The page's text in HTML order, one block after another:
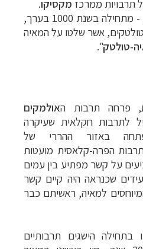
תרבויות ממרכז מקסיקו.
- מתחילה בשנת 1000 בערך,
אשר שלטו על המאיה
טולטק".
, פרחה תרבות האולמקים
לתרבות חקלאית שעיקרה
באזור ההררי של
הפרה-קלאסית מועטות
על קשר מפתיע בין עמים
שכנראה היה קיים קשר
למאיה, ראשיתם כבר
הישגים תרבותיים